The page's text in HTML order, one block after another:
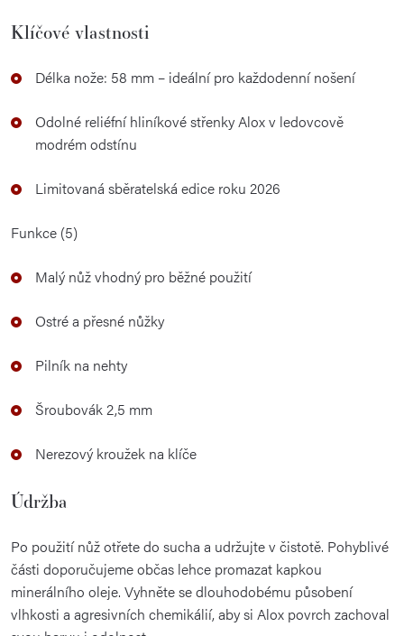
Klíčové vlastnosti
Délka nože: 58 mm – ideální pro každodenní nošení
Odolné reliéfní hliníkové střenky Alox v ledovcově
modrém odstínu
Limitovaná sběratelská edice roku 2026
Funkce (5)
Malý nůž vhodný pro běžné použití
Ostré a přesné nůžky
Pilník na nehty
Šroubovák 2,5 mm
Nerezový kroužek na klíče
Údržba
Po použití nůž otřete do sucha a udržujte v čistotě. Pohyblivé
části doporučujeme občas lehce promazat kapkou
minerálního oleje. Vyhněte se dlouhodobému působení
vlhkosti a agresivních chemikálií, aby si Alox povrch zachoval